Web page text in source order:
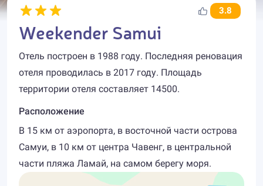
3.8
Weekender Samui
Отель построен в 1988 году. Последняя реновация
отеля проводилась в 2017 году. Площадь
территории отеля составляет 14500.
Расположение
В 15 км от аэропорта, в восточной части острова
Самуи, в 10 км от центра Чавенг, в центральной
части пляжа Ламай, на самом берегу моря.